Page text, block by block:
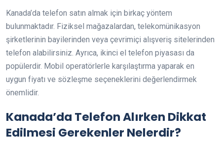
Kanada’da telefon satın almak için birkaç yöntem
bulunmaktadır. Fiziksel mağazalardan, telekomünikasyon
şirketlerinin bayilerinden veya çevrimiçi alışveriş sitelerinden
telefon alabilirsiniz. Ayrıca, ikinci el telefon piyasası da
popülerdir. Mobil operatörlerle karşılaştırma yaparak en
uygun fiyatı ve sözleşme seçeneklerini değerlendirmek
önemlidir.
Kanada’da Telefon Alırken Dikkat
Edilmesi Gerekenler Nelerdir?